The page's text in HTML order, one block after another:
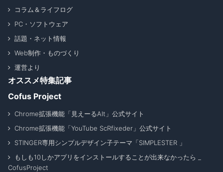
コラム＆ライフログ
PC・ソフトウェア
話題・ネット情報
Web制作・ものづくり
運営より
オススメ特集記事
Cofus Project
Chrome拡張機能「見えーるAlt」公式サイト
Chrome拡張機能「YouTube ScRfixeder」公式サイト
STINGER専用シンプルデザイン子テーマ「SIMPLESTER 」
もしも10しかアプリをインストールすることが出来なかったら _
CofusProject